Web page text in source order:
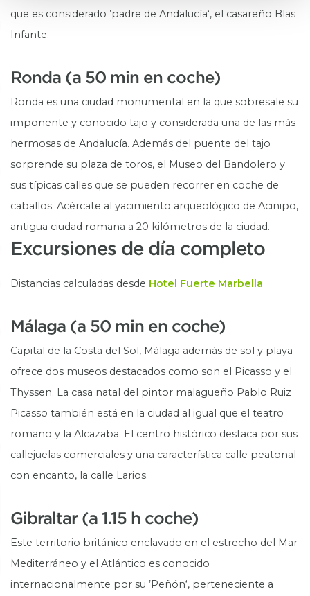
que es considerado ’padre de Andalucía‘, el casareño Blas
Infante.
Ronda (a 50 min en coche)
Ronda es una ciudad monumental en la que sobresale su
imponente y conocido tajo y considerada una de las más
hermosas de Andalucía. Además del puente del tajo
sorprende su plaza de toros, el Museo del Bandolero y
sus típicas calles que se pueden recorrer en coche de
caballos. Acércate al yacimiento arqueológico de Acinipo,
antigua ciudad romana a 20 kilómetros de la ciudad.
Excursiones de día completo
Distancias calculadas desde Hotel Fuerte Marbella
Málaga (a 50 min en coche)
Capital de la Costa del Sol, Málaga además de sol y playa
ofrece dos museos destacados como son el Picasso y el
Thyssen. La casa natal del pintor malagueño Pablo Ruiz
Picasso también está en la ciudad al igual que el teatro
romano y la Alcazaba. El centro histórico destaca por sus
callejuelas comerciales y una característica calle peatonal
con encanto, la calle Larios.
Gibraltar (a 1.15 h coche)
Este territorio británico enclavado en el estrecho del Mar
Mediterráneo y el Atlántico es conocido
internacionalmente por su ’Peñón‘, perteneciente a